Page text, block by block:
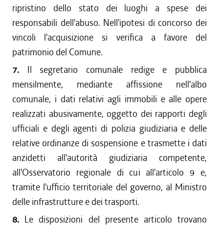
ripristino dello stato dei luoghi a spese dei
responsabili dell'abuso. Nell'ipotesi di concorso dei
vincoli l'acquisizione si verifica a favore del
patrimonio del Comune.
7. Il segretario comunale redige e pubblica
mensilmente, mediante affissione nell'albo
comunale, i dati relativi agli immobili e alle opere
realizzati abusivamente, oggetto dei rapporti degli
ufficiali e degli agenti di polizia giudiziaria e delle
relative ordinanze di sospensione e trasmette i dati
anzidetti all'autorità giudiziaria competente,
all'Osservatorio regionale di cui all'articolo 9 e,
tramite l'ufficio territoriale del governo, al Ministro
delle infrastrutture e dei trasporti.
8. Le disposizioni del presente articolo trovano